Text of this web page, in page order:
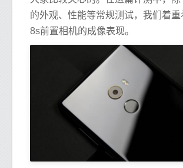
的外观、性能等常规测试，我们着
8s前置相机的成像表现。